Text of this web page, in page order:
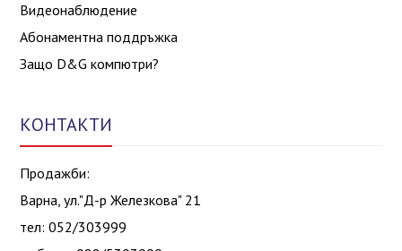
Видеонаблюдение
Абонаментна поддръжка
Защо D&G компютри?
КОНТАКТИ
Продажби:
Варна, ул."Д-р Железкова" 21
тел: 052/303999